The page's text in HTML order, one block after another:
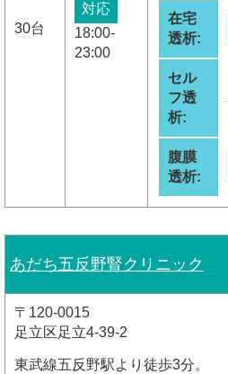
30台
対応
18:00-
23:00
在宅
透析:
セル
フ透
析:
腹膜
透析:
あだち五反野腎クリニック
〒120-0015
足立区足立4-39-2
東武線五反野駅より徒歩3分。